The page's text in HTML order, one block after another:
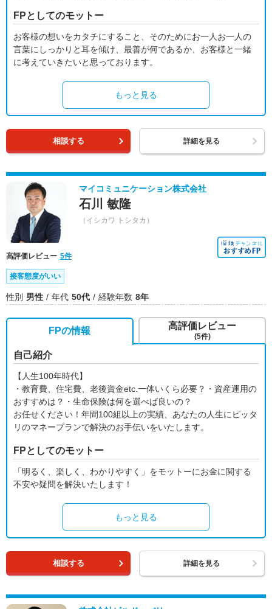
FPとしてのモットー
お客様の想いをカタチにすること、そのためにお一人お一人の
言葉にしっかりと耳を傾け、最善が何であるか、お客様と一緒
に考えていきたいと思っております。
もっと見る
相談する 詳細を見る
マイコミュニケーション株式会社
石川 敏隆
（イシカワ トシタカ）
高評価レビュー 5件
接客態度がいい
性別 男性 年代 50代 経験年数 8年
FPの情報
自己紹介
【人生100年時代】
・教育費、住宅費、老後資金etc.一体いくら必要？・資産運用の
おすすめは？・生命保険は何を選べば良いの？
お任せください！年間100組以上の実績、あなたの人生にピッタ
リのマネープランで解決のお手伝いをいたします。
FPとしてのモットー
「明るく、楽しく、わかりやすく」をモットーにお金に関する
不安や疑問を解決いたします！
もっと見る
高評価レビュー
(5件)
相談する 詳細を見る